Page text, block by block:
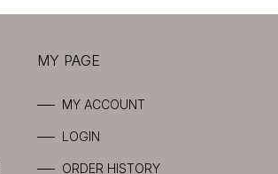
MY PAGE
MY ACCOUNT
LOGIN
ORDER HISTORY